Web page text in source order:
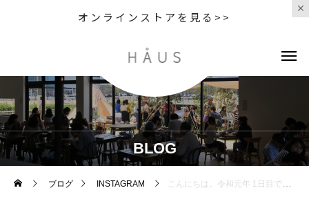
オンラインストアを見る>>
BLOG
ブログ INSTAGRAM こんにちは。令和元年 1日目ですがhaus cafe本日店休日頂いております。明日より営業いたします。たくさんの方々のご来店心より待ちしております。よい休日を。..◇写真カフェメニュー 14:00〜＜ いちごのシューパフェ ＞手作りのシュー皮の中に甘酸っぱいいちごムースがたっぷり♡.バニラアイス、苺、ラズベリー、クッキーをのせ贅沢なスイーツに仕上げました◎ぜひお試しくださいね。.数に限りがあるのでご了承ください。….. . . 《HAUS営業時間》＊ショップ 11:00-20:00.＊ビストロカフェランチ 11:30-14:00カフェ 14:00-18:00(Lo17:30)…#dessert #sweets #parfait #シューパフェ #パフェ #プレートパフェ#いちご #苺 #strawberry ##期間限定 #cafe #カフェ #カフェ巡り#hausmatsue #haus_matsue #松江カフェ #島根カフェ#松江 #島根 #山陰#島根旅行